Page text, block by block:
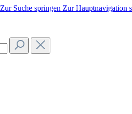
Zur Suche springen Zur Hauptnavigation